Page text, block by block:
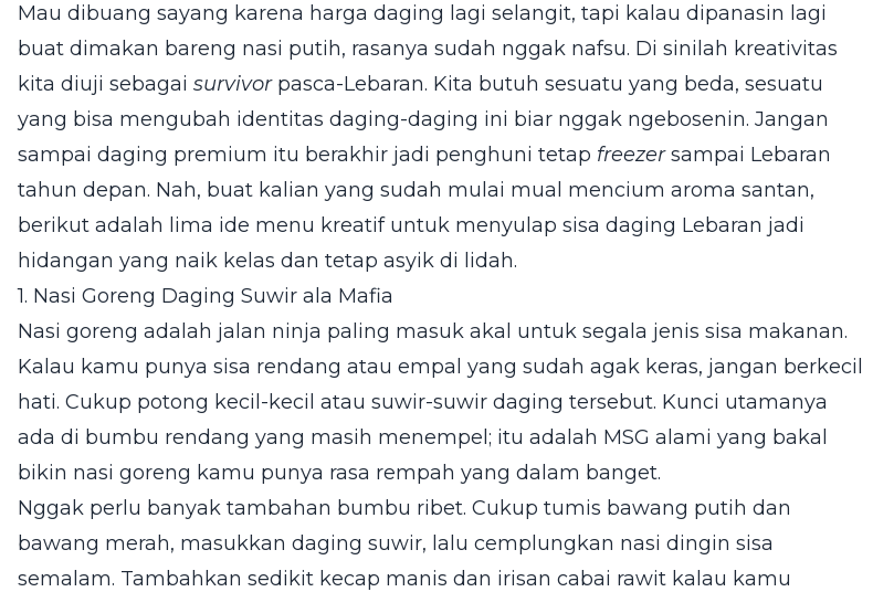
Mau dibuang sayang karena harga daging lagi selangit, tapi kalau dipanasin lagi
buat dimakan bareng nasi putih, rasanya sudah nggak nafsu. Di sinilah kreativitas
kita diuji sebagai survivorpasca-Lebaran. Kita butuh sesuatu yang beda, sesuatu
yang bisa mengubah identitas daging-daging ini biar nggak ngebosenin. Jangan
sampai daging premium itu berakhir jadi penghuni tetap freezersampai Lebaran
tahun depan. Nah, buat kalian yang sudah mulai mual mencium aroma santan,
berikut adalah lima ide menu kreatif untuk menyulap sisa daging Lebaran jadi
hidangan yang naik kelas dan tetap asyik di lidah.
1. Nasi Goreng Daging Suwir ala Mafia
Nasi goreng adalah jalan ninja paling masuk akal untuk segala jenis sisa makanan.
Kalau kamu punya sisa rendang atau empal yang sudah agak keras, jangan berkecil
hati. Cukup potong kecil-kecil atau suwir-suwir daging tersebut. Kunci utamanya
ada di bumbu rendang yang masih menempel; itu adalah MSG alami yang bakal
bikin nasi goreng kamu punya rasa rempah yang dalam banget.
Nggak perlu banyak tambahan bumbu ribet. Cukup tumis bawang putih dan
bawang merah, masukkan daging suwir, lalu cemplungkan nasi dingin sisa
semalam. Tambahkan sedikit kecap manis dan irisan cabai rawit kalau kamu